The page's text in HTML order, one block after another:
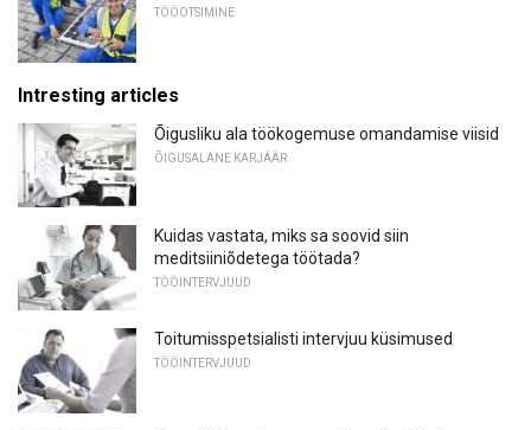
TÖÖOTSIMINE
Intresting articles
Õigusliku ala töökogemuse omandamise viisid
ÕIGUSALANE KARJÄÄR
Kuidas vastata, miks sa soovid siin
meditsiiniõdetega töötada?
TÖÖINTERVJUUD
Toitumisspetsialisti intervjuu küsimused
TÖÖINTERVJUUD